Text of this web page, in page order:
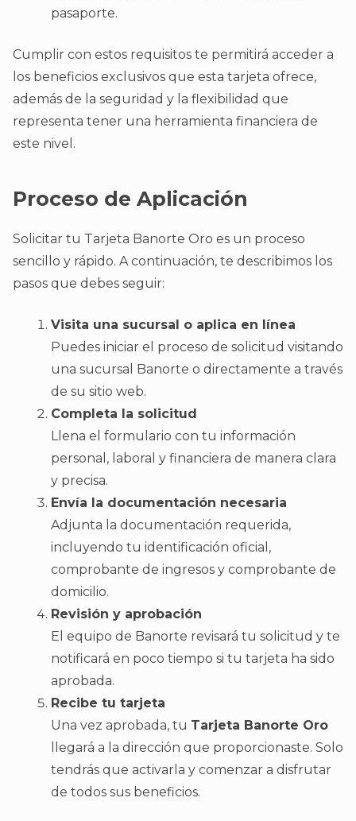
pasaporte.
Cumplir con estos requisitos te permitirá acceder a
los beneficios exclusivos que esta tarjeta ofrece,
además de la seguridad y la flexibilidad que
representa tener una herramienta financiera de
este nivel.
Proceso de Aplicación
Solicitar tu Tarjeta Banorte Oro es un proceso
sencillo y rápido. A continuación, te describimos los
pasos que debes seguir:
Visita una sucursal o aplica en línea
Puedes iniciar el proceso de solicitud visitando
una sucursal Banorte o directamente a través
de su sitio web.
Completa la solicitud
Llena el formulario con tu información
personal, laboral y financiera de manera clara
y precisa.
Envía la documentación necesaria
Adjunta la documentación requerida,
incluyendo tu identificación oficial,
comprobante de ingresos y comprobante de
domicilio.
Revisión y aprobación
El equipo de Banorte revisará tu solicitud y te
notificará en poco tiempo si tu tarjeta ha sido
aprobada.
Recibe tu tarjeta
Una vez aprobada, tu Tarjeta Banorte Oro
llegará a la dirección que proporcionaste. Solo
tendrás que activarla y comenzar a disfrutar
de todos sus beneficios.